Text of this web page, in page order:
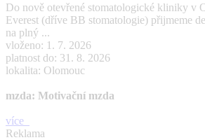
Do nově otevřené stomatologické kliniky v
Everest (dříve BB stomatologie) přijmeme
na plný ...
vloženo: 1. 7. 2026
platnost do: 31. 8. 2026
lokalita: Olomouc
mzda: Motivační mzda
více
Reklama